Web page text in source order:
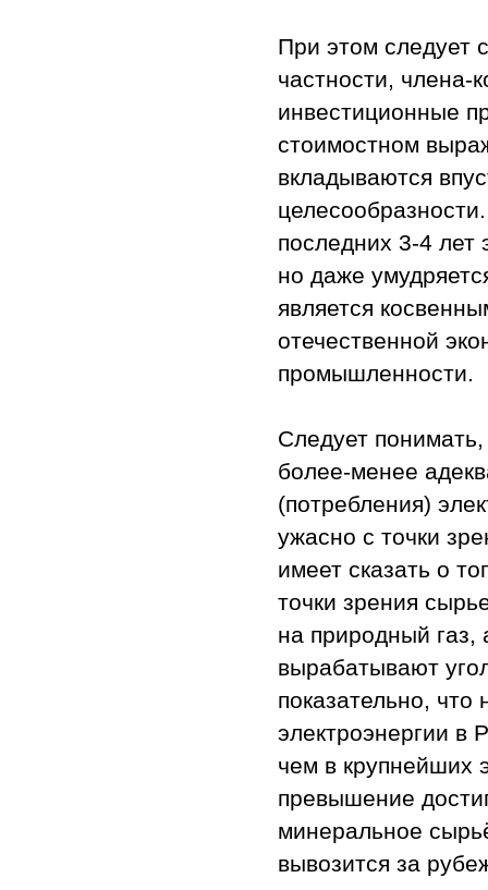
При этом следует
частности, члена-
инвестиционные
стоимостном
вкладываются
последних 3-4 лет
но даже
является
отечественной
промышленности.
Следует
более-менее
(потребления)
ужасно с точки
имеет сказать о
точки зрения
на природный газ,
вырабатывают
показательно, что
электроэнергии в
чем в крупнейших
превышение
минеральное
вывозится за